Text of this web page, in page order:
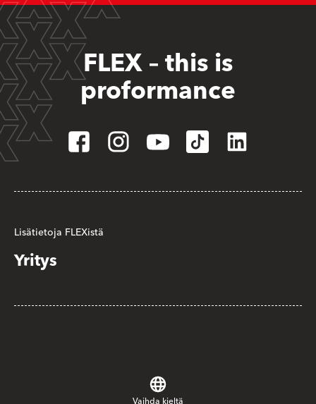
FLEX – this is
proformance
Lisätietoja FLEXistä
Yritys